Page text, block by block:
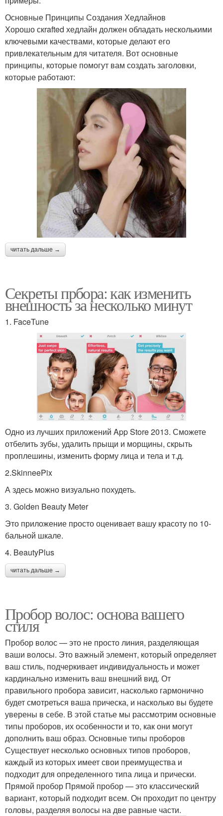
Основные Принципы Создания Хедлайнов
Хорошо скrafted хедлайн должен обладать несколькими
ключевыми качествами, которые делают его
привлекательным для читателя. Вот основные
принципы, которые помогут вам создать заголовки,
которые работают:
читать дальше →
Секреты прбора: как изменить
внешность за несколько минут
1. FaceTune
Одно из лучших приложений App Store 2013. Сможете
отбелить зубы, удалить прыщи и морщины, скрыть
проплешины, изменить форму лица и тела и т.д.
2.SkinneePix
А здесь можно визуально похудеть.
3. Golden Beauty Meter
Это приложение просто оценивает вашу красоту по 10-
бальной шкале.
4. BeautyPlus
читать дальше →
Пробор волос: основа вашего
стиля
Пробор волос — это не просто линия, разделяющая
ваши волосы. Это важный элемент, который определяет
ваш стиль, подчеркивает индивидуальность и может
кардинально изменить ваш внешний вид. От
правильного пробора зависит, насколько гармонично
будет смотреться ваша прическа, и насколько вы будете
уверены в себе. В этой статье мы рассмотрим основные
типы проборов, их особенности и то, как они могут
дополнить ваш образ. Основные типы проборов
Существует несколько основных типов проборов,
каждый из которых имеет свои преимущества и
подходит для определенного типа лица и прически.
Прямой пробор Прямой пробор — это классический
вариант, который подходит всем. Он проходит по центру
головы, разделяя волосы на две равные части.